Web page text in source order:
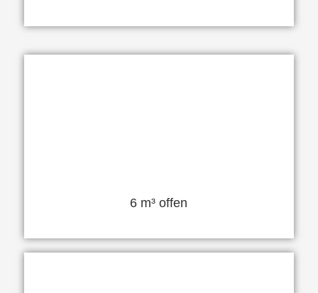
6 m³ offen